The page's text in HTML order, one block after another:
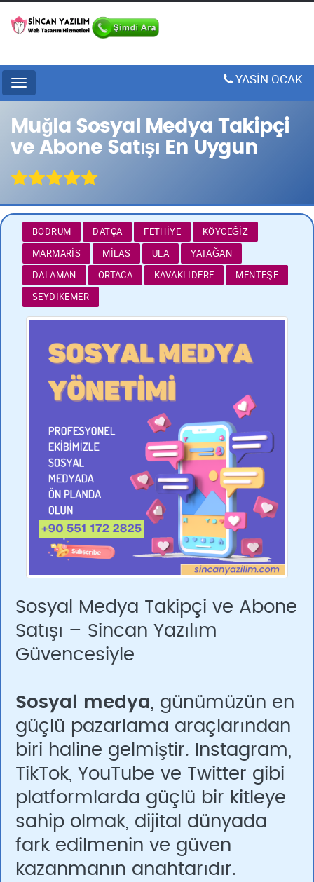
Menu YASİN OCAK
Muğla Sosyal Medya Takipçi
ve Abone Satışı En Uygun
BODRUM DATÇA FETHIYE
KÖYCEĞIZ
MARMARIS
MILAS ULA
YATAĞAN
DALAMAN
ORTACA KAVAKLIDERE
MENTEŞE
SEYDIKEMER
Sosyal Medya Takipçi ve Abone
Satışı – Sincan Yazılım
Güvencesiyle
Sosyal medya , günümüzün en
güçlü pazarlama araçlarından
biri haline gelmiştir. Instagram,
TikTok, YouTube ve Twitter gibi
platformlarda güçlü bir kitleye
sahip olmak, dijital dünyada
fark edilmenin ve güven
kazanmanın anahtarıdır.